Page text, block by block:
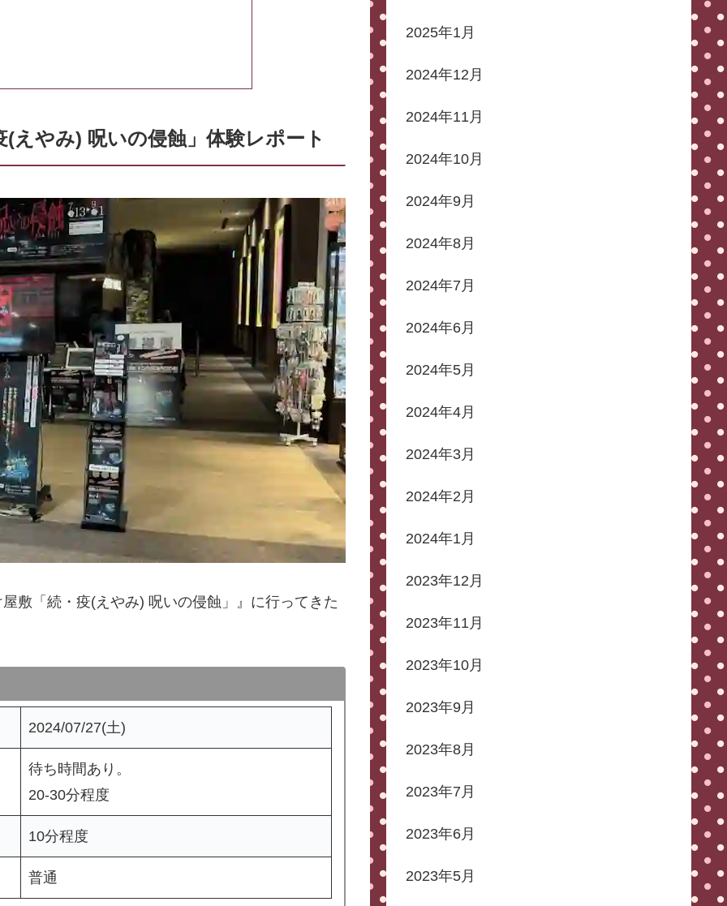
えやみ) 呪いの侵蝕」体験レポート
敷「続・疫(えやみ) 呪いの侵蝕」』に行ってきた
2024/07/27(土)
待ち時間あり。
20-30分程度
10分程度
普通
2025年1月
2024年12月
2024年11月
2024年10月
2024年9月
2024年8月
2024年7月
2024年6月
2024年5月
2024年4月
2024年3月
2024年2月
2024年1月
2023年12月
2023年11月
2023年10月
2023年9月
2023年8月
2023年7月
2023年6月
2023年5月